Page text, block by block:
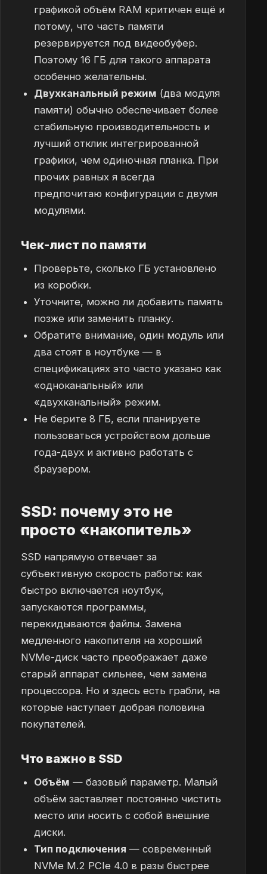
графикой объём RAM критичен ещё и
потому, что часть памяти
резервируется под видеобуфер.
Поэтому 16 ГБ для такого аппарата
особенно желательны.
Двухканальный режим (два модуля
памяти) обычно обеспечивает более
стабильную производительность и
лучший отклик интегрированной
графики, чем одиночная планка. При
прочих равных я всегда
предпочитаю конфигурации с двумя
модулями.
Чек-лист по памяти
Проверьте, сколько ГБ установлено
из коробки.
Уточните, можно ли добавить память
позже или заменить планку.
Обратите внимание, один модуль или
два стоят в ноутбуке — в
спецификациях это часто указано как
«одноканальный» или
«двухканальный» режим.
Не берите 8 ГБ, если планируете
пользоваться устройством дольше
года-двух и активно работать с
браузером.
SSD: почему это не
просто «накопитель»
SSD напрямую отвечает за
субъективную скорость работы: как
быстро включается ноутбук,
запускаются программы,
перекидываются файлы. Замена
медленного накопителя на хороший
NVMe-диск часто преображает даже
старый аппарат сильнее, чем замена
процессора. Но и здесь есть грабли, на
которые наступает добрая половина
покупателей.
Что важно в SSD
Объём — базовый параметр. Малый
объём заставляет постоянно чистить
место или носить с собой внешние
диски.
Тип подключения — современный
NVMe M.2 PCIe 4.0 в разы быстрее